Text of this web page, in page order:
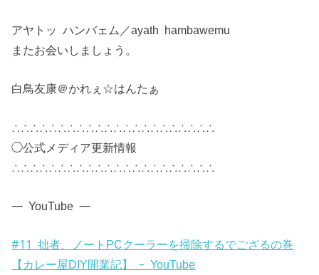
アヤトッ ハンバェム／ayath hambawemu
またお会いしましょう。
白鳥友康＠かれぇ☆はんたぁ
∴∴∴∴∴∴∴∴∴∴∴∴∴∴∴∴∴∴∴∴∴∴
◯公式メディア更新情報
∴∴∴∴∴∴∴∴∴∴∴∴∴∴∴∴∴∴∴∴∴∴
— YouTube —
#11 拙者、ノートPCクーラーを掃除するでござるの巻
【カレー屋DIY開業記】 – YouTube